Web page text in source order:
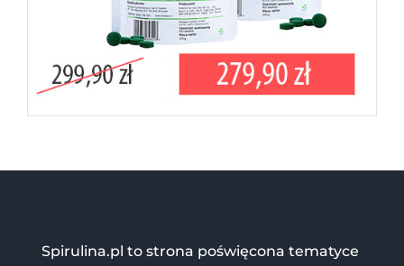
Spirulina.pl to strona poświęcona tematyce